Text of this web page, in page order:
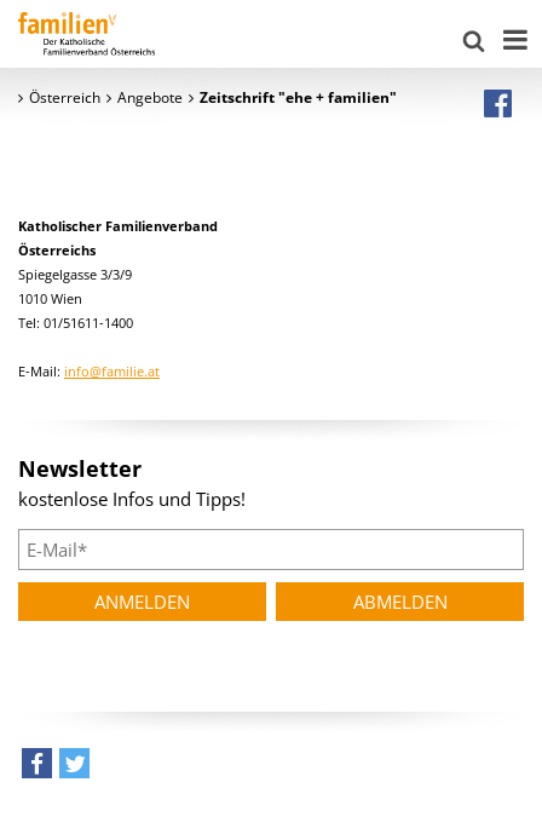
Österreich Angebote Zeitschrift "ehe + familien"
Katholischer Familienverband
Österreichs
Spiegelgasse 3/3/9
1010 Wien
Tel: 01/51611-1400
E-Mail: info@familie.at
Newsletter
kostenlose Infos und Tipps!